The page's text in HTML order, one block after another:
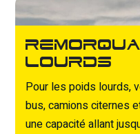
lourds
Pour les poids lourds,
bus, camions citernes
une capacité allant